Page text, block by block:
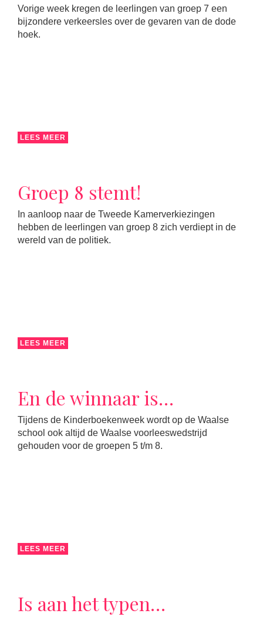
Vorige week kregen de leerlingen van groep 7 een
bijzondere verkeersles over de gevaren van de dode
hoek.
LEES MEER
Groep 8 stemt!
In aanloop naar de Tweede Kamerverkiezingen
hebben de leerlingen van groep 8 zich verdiept in de
wereld van de politiek.
LEES MEER
En de winnaar is…
Tijdens de Kinderboekenweek wordt op de Waalse
school ook altijd de Waalse voorleeswedstrijd
gehouden voor de groepen 5 t/m 8.
LEES MEER
Is aan het typen…